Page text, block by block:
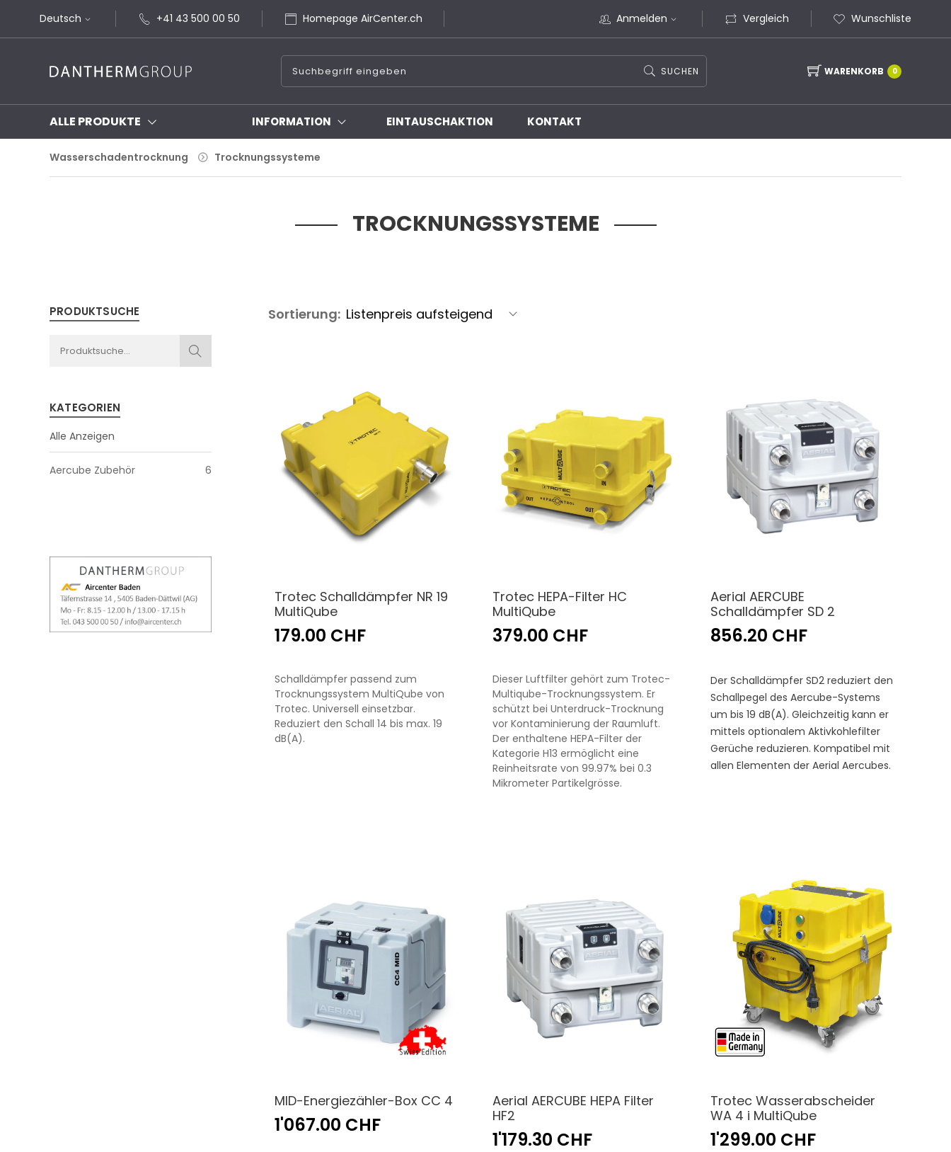
Deutsch +41 43 500 00 50 Homepage AirCenter.ch Anmelden Vergleich Wunschliste
SUCHEN WARENKORB 0
ALLE PRODUKTE INFORMATION EINTAUSCHAKTION KONTAKT
Wasserschadentrocknung Trocknungssysteme
TROCKNUNGSSYSTEME
PRODUKTSUCHE
KATEGORIEN
Alle Anzeigen
Aercube Zubehör 6
Sortierung:
Trotec Schalldämpfer NR 19
MultiQube
179.00 CHF
Schalldämpfer passend zum
Trocknungssystem MultiQube von
Trotec. Universell einsetzbar.
Reduziert den Schall 14 bis max. 19
dB(A).
Trotec HEPA-Filter HC
MultiQube
379.00 CHF
Dieser Luftfilter gehört zum Trotec-
Multiqube-Trocknungssystem. Er
schützt bei Unterdruck-Trocknung
vor Kontaminierung der Raumluft.
Der enthaltene HEPA-Filter der
Kategorie H13 ermöglicht eine
Reinheitsrate von 99.97% bei 0.3
Mikrometer Partikelgrösse.
Aerial AERCUBE
Schalldämpfer SD 2
856.20 CHF
Der Schalldämpfer SD2 reduziert den
Schallpegel des Aercube-Systems
um bis 19 dB(A). Gleichzeitig kann er
mittels optionalem Aktivkohlefilter
Gerüche reduzieren. Kompatibel mit
allen Elementen der Aerial Aercubes.
MID-Energiezähler-Box CC 4
1'067.00 CHF
Aerial AERCUBE HEPA Filter
HF2
1'179.30 CHF
Trotec Wasserabscheider
WA 4 i MultiQube
1'299.00 CHF